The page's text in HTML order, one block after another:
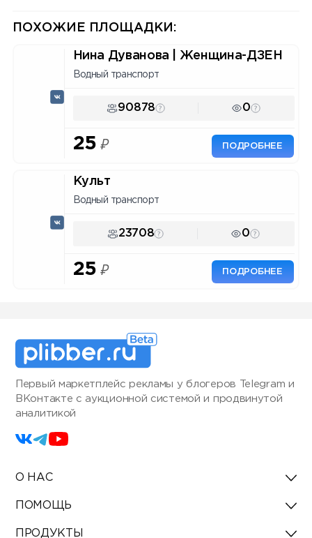
ПОХОЖИЕ ПЛОЩАДКИ:
Нина Дуванова | Женщина-ДЗЕН
Водный транспорт
90878 0
25 ₽ ПОДРОБНЕЕ
Культ
Водный транспорт
23708 0
25 ₽ ПОДРОБНЕЕ
Первый маркетплейс рекламы у блогеров Telegram и
ВКонтакте с аукционной системой и продвинутой
аналитикой
О НАС
ПОМОЩЬ
ПРОДУКТЫ